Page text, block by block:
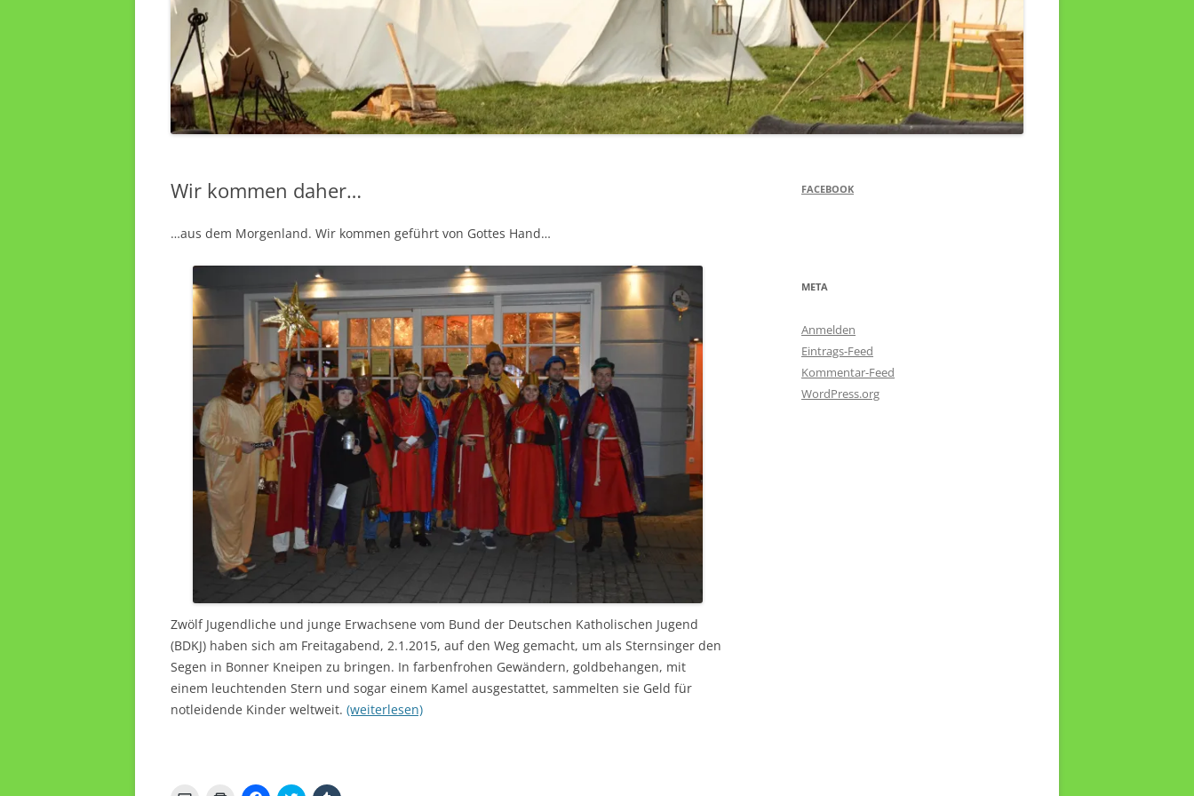
Wir kommen daher…
…aus dem Morgenland. Wir kommen geführt von Gottes Hand…
Zwölf Jugendliche und junge Erwachsene vom Bund der Deutschen Katholischen Jugend
(BDKJ) haben sich am Freitagabend, 2.1.2015, auf den Weg gemacht, um als Sternsinger den
Segen in Bonner Kneipen zu bringen. In farbenfrohen Gewändern, goldbehangen, mit
einem leuchtenden Stern und sogar einem Kamel ausgestattet, sammelten sie Geld für
notleidende Kinder weltweit. (weiterlesen)
FACEBOOK
META
Anmelden
Eintrags-Feed
Kommentar-Feed
WordPress.org